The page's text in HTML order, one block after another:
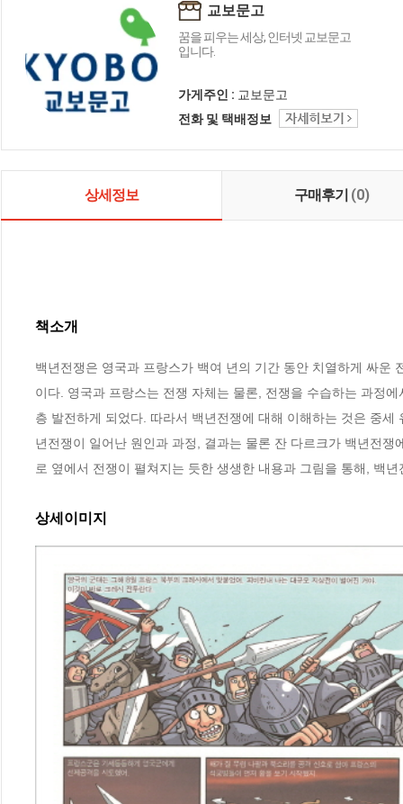
교보문고
꿈을 피우는 세상, 인터넷 교보문고
입니다.
가게주인 : 교보문고
전화 및 택배정보
상세정보 구매후기 (0)
책소개
백년전쟁은 영국과 프랑스가 백여 년의 기간 동안 치열하게 싸운
이다. 영국과 프랑스는 전쟁 자체는 물론, 전쟁을 수습하는 과정
층 발전하게 되었다. 따라서 백년전쟁에 대해 이해하는 것은 중
년전쟁이 일어난 원인과 과정, 결과는 물론 잔 다르크가 백년전
로 옆에서 전쟁이 펼쳐지는 듯한 생생한 내용과 그림을 통해, 백
상세이미지